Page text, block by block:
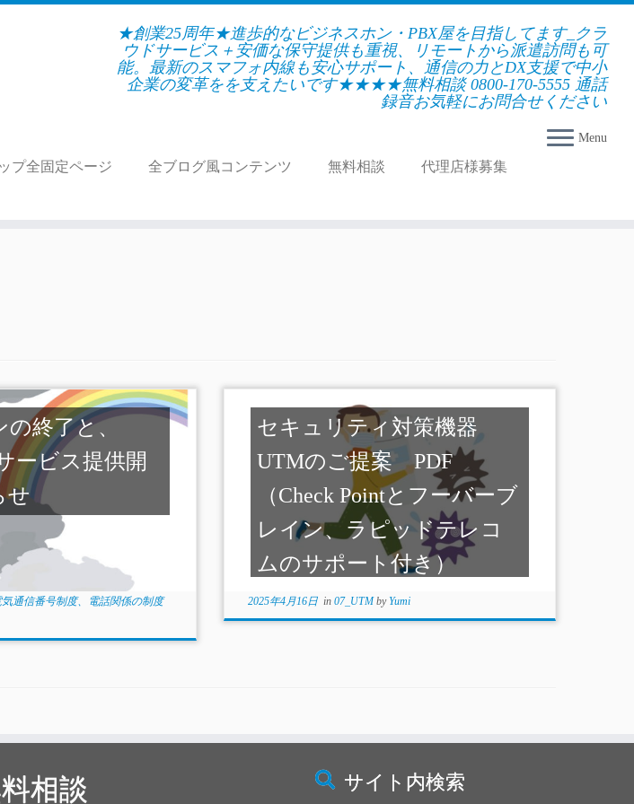
★創業25周年★進歩的なビジネスホン・PBX屋を目指してます_クラ
ウドサービス＋安価な保守提供も重視、リモートから派遣訪問も可
能。最新のスマフォ内線も安心サポート、通信の力とDX支援で中小
企業の変革をを支えたいです★★★★無料相談 0800-170-5555 通話
録音お気軽にお問合せください
Menu
プ全固定ページ 全ブログ風コンテンツ 無料相談
代理店様募集
終了と、
ービス提供開
せ
気通信番号制度、電話関係の制度
セキュリティ対策機器
UTMのご提案 PDF
（Check Pointとフーバーブ
レイン、ラピッドテレコ
ムのサポート付き）
2025年4月16日in 07_UTMbyYumi
相談 サイト内検索